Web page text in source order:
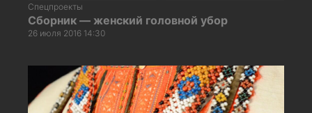
Спецпроекты
Сборник — женский головной убор
26 июля 2016 14:30